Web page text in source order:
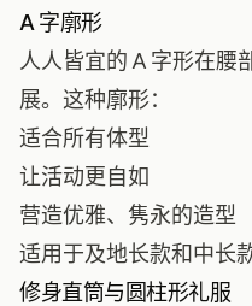
A 字廓形
人人皆宜的 A 字形在腰
展。这种廓形：
适合所有体型
让活动更自如
营造优雅、隽永的造型
适用于及地长款和中长
修身直筒与圆柱形礼服